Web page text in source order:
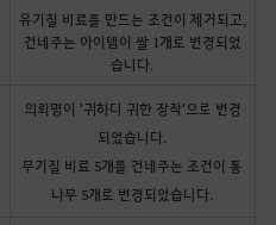
유기질 비료를 만드는 조건이 제거되고,
건네주는 아이템이 쌀 1개로 변경되었
습니다.
의뢰명이 '귀하디 귀한 장작'으로 변경
되었습니다.
무기질 비료 5개를 건네주는 조건이 통
나무 5개로 변경되었습니다.